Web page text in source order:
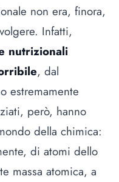
non era, finora,
Infatti,
nutrizionali
, dal
estremamente
però, hanno
della chimica:
di atomi dello
massa atomica, a